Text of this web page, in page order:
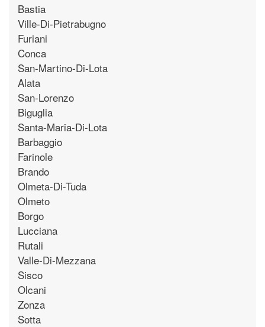
Bastia
Ville-Di-Pietrabugno
Furiani
Conca
San-Martino-Di-Lota
Alata
San-Lorenzo
Biguglia
Santa-Maria-Di-Lota
Barbaggio
Farinole
Brando
Olmeta-Di-Tuda
Olmeto
Borgo
Lucciana
Rutali
Valle-Di-Mezzana
Sisco
Olcani
Zonza
Sotta